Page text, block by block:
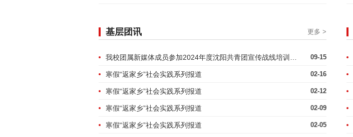
基层团讯 更多 >
09-15
寒假“返家乡”社会实践系列报道 02-16
寒假“返家乡”社会实践系列报道 02-12
寒假“返家乡”社会实践系列报道 02-09
寒假“返家乡”社会实践系列报道 02-05